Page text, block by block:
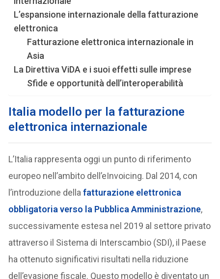
L’espansione internazionale della fatturazione
elettronica
Fatturazione elettronica internazionale in
Asia
La Direttiva ViDA e i suoi effetti sulle imprese
Sfide e opportunità dell’interoperabilità
Italia modello per la fatturazione
elettronica internazionale
L’Italia rappresenta oggi un punto di riferimento
europeo nell’ambito dell’eInvoicing. Dal 2014, con
l’introduzione dellafatturazione elettronica
obbligatoria verso la Pubblica Amministrazione,
successivamente estesa nel 2019 al settore privato
attraverso il Sistema di Interscambio (SDI), il Paese
ha ottenuto significativi risultati nella riduzione
dell’evasione fiscale. Questo modello è diventato un